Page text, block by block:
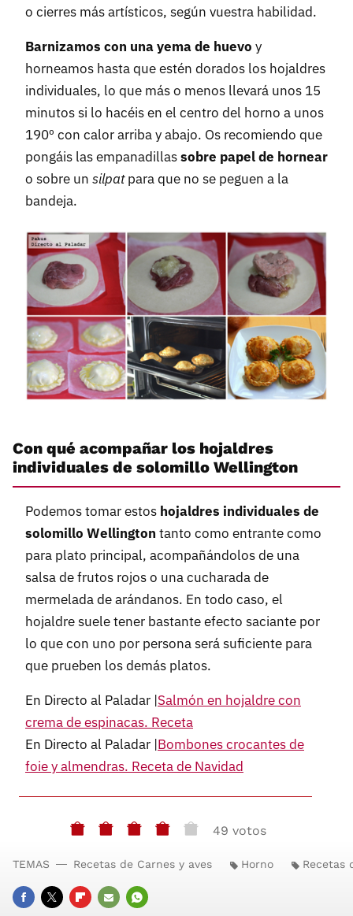
o cierres más artísticos, según vuestra habilidad.
Barnizamos con una yema de huevo y
horneamos hasta que estén dorados los hojaldres
individuales, lo que más o menos llevará unos 15
minutos si lo hacéis en el centro del horno a unos
190º con calor arriba y abajo. Os recomiendo que
pongáis las empanadillassobre papel de hornear
o sobre un silpatpara que no se peguen a la
bandeja.
Con qué acompañar los hojaldres
individuales de solomillo Wellington
Podemos tomar estos hojaldres individuales de
solomillo Wellington tanto como entrante como
para plato principal, acompañándolos de una
salsa de frutos rojos o una cucharada de
mermelada de arándanos. En todo caso, el
hojaldre suele tener bastante efecto saciante por
lo que con uno por persona será suficiente para
que prueben los demás platos.
En Directo al Paladar |Salmón en hojaldre con
crema de espinacas. Receta
En Directo al Paladar |Bombones crocantes de
foie y almendras. Receta de Navidad
49 votos
TEMAS Recetas de Carnes y aves Horno Recetas